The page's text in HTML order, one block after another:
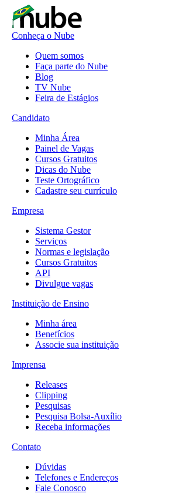
Conheça o Nube
Quem somos
Faça parte do Nube
Blog
TV Nube
Feira de Estágios
Candidato
Minha Área
Painel de Vagas
Cursos Gratuitos
Dicas do Nube
Teste Ortográfico
Cadastre seu currículo
Empresa
Sistema Gestor
Serviços
Normas e legislação
Cursos Gratuitos
API
Divulgue vagas
Instituição de Ensino
Minha área
Benefícios
Associe sua instituição
Imprensa
Releases
Clipping
Pesquisas
Pesquisa Bolsa-Auxílio
Receba informações
Contato
Dúvidas
Telefones e Endereços
Fale Conosco